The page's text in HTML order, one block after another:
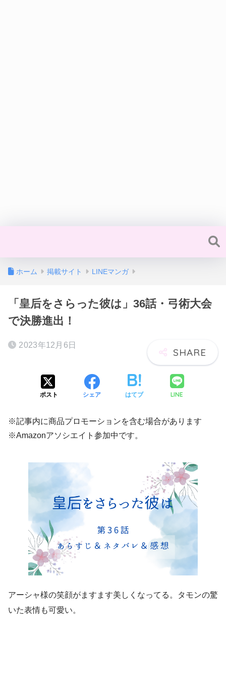
ホーム 掲載サイト LINEマンガ
「皇后をさらった彼は」36話・弓術大会
で決勝進出！
2023年12月6日
ポスト シェア はてブ LINE
※記事内に商品プロモーションを含む場合があります
※Amazonアソシエイト参加中です。
アーシャ様の笑顔がますます美しくなってる。タモンの驚
いた表情も可愛い。